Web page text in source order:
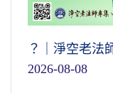
？｜淨空老法
2026-08-08